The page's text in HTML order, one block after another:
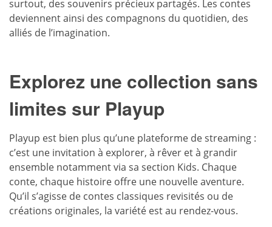
surtout, des souvenirs précieux partagés. Les contes
deviennent ainsi des compagnons du quotidien, des
alliés de l’imagination.
Explorez une collection sans
limites sur Playup
Playup est bien plus qu’une plateforme de streaming :
c’est une invitation à explorer, à rêver et à grandir
ensemble notamment via sa section Kids. Chaque
conte, chaque histoire offre une nouvelle aventure.
Qu’il s’agisse de contes classiques revisités ou de
créations originales, la variété est au rendez-vous.